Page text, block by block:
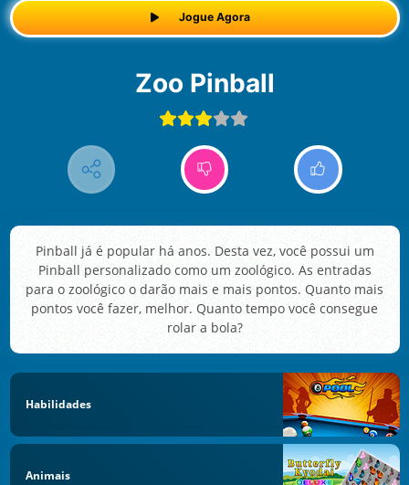
Jogue Agora
Zoo Pinball
Pinball já é popular há anos. Desta vez, você possui um
Pinball personalizado como um zoológico. As entradas
para o zoológico o darão mais e mais pontos. Quanto mais
pontos você fazer, melhor. Quanto tempo você consegue
rolar a bola?
Habilidades
Animais